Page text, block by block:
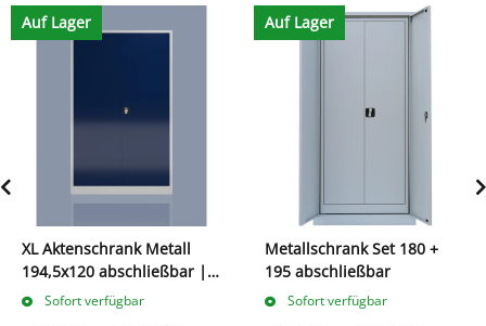
Auf Lager
XL Aktenschrank Metall
194,5x120 abschließbar | 5
Ordnerhöhen
Sofort verfügbar
Auf Lager
Metallschrank Set 180 +
195 abschließbar
Sofort verfügbar